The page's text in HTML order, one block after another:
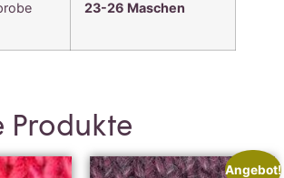
23-26 Maschen
Produkte
Angebot!